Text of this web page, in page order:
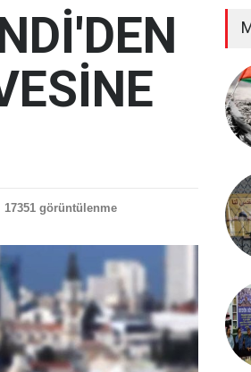
17351 görüntülenme